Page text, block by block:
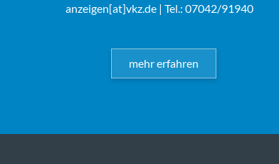
anzeigen[at]vkz.de| Tel.: 07042/91940
mehr erfahren